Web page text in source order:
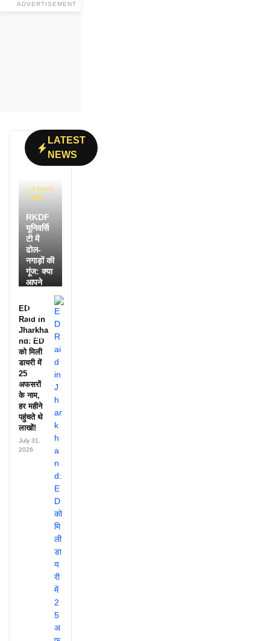
ADVERTISEMENT
LATEST
NEWS
3 hours
पहले
RKDF
यूनिवर्सि
टी में
ढोल-
नगाड़ों की
गूंज: क्या
आपने
आदिवासी
दिवस की
झलक?
ED
Raid in
Jharkha
nd: ED
को मिली
डायरी में
25
अफसरों
के नाम,
हर महीने
पहुंचते थे
लाखों!
July 31,
2026